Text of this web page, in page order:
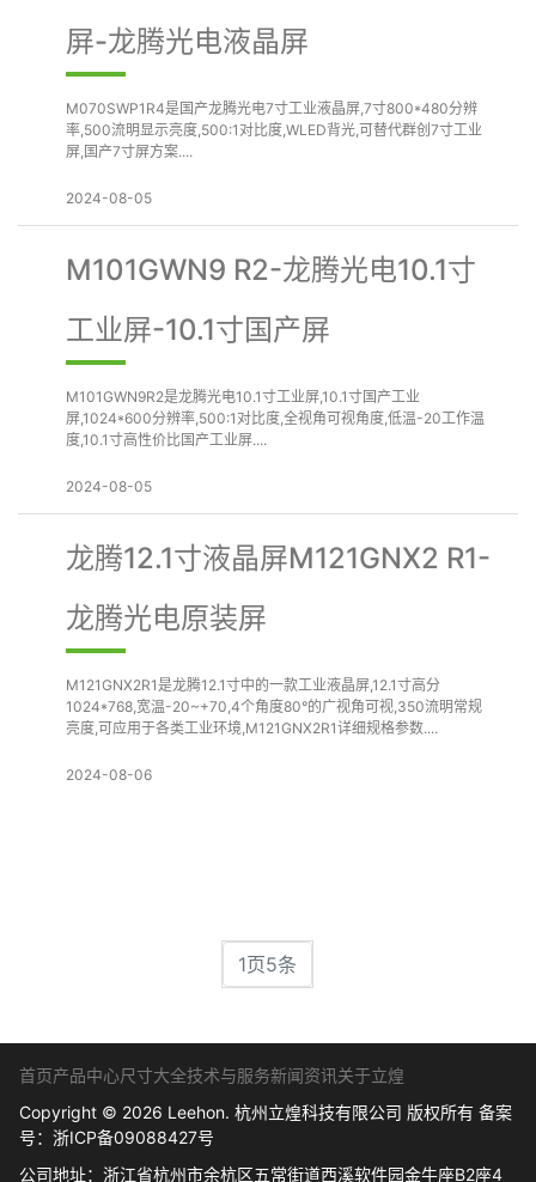
屏-龙腾光电液晶屏
M070SWP1R4是国产龙腾光电7寸工业液晶屏,7寸800*480分辨
率,500流明显示亮度,500:1对比度,WLED背光,可替代群创7寸工业
屏,国产7寸屏方案....
2024-08-05
M101GWN9 R2-龙腾光电10.1寸
工业屏-10.1寸国产屏
M101GWN9R2是龙腾光电10.1寸工业屏,10.1寸国产工业
屏,1024*600分辨率,500:1对比度,全视角可视角度,低温-20工作温
度,10.1寸高性价比国产工业屏....
2024-08-05
龙腾12.1寸液晶屏M121GNX2 R1-
龙腾光电原装屏
M121GNX2R1是龙腾12.1寸中的一款工业液晶屏,12.1寸高分
1024*768,宽温-20~+70,4个角度80°的广视角可视,350流明常规
亮度,可应用于各类工业环境,M121GNX2R1详细规格参数....
2024-08-06
1页5条
首页产品中心尺寸大全技术与服务新闻资讯关于立煌
Copyright © 2026 Leehon. 杭州立煌科技有限公司 版权所有 备案
号： 浙ICP备09088427号
公司地址：浙江省杭州市余杭区五常街道西溪软件园金牛座B2座4